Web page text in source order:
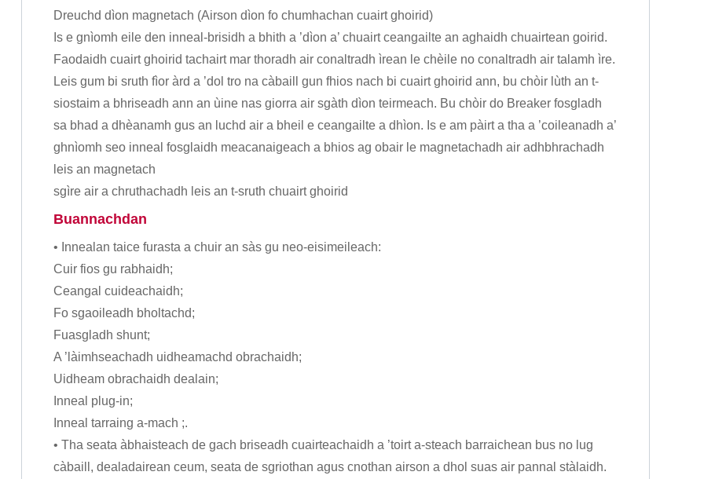
Dreuchd dìon magnetach (Airson dìon fo chumhachan cuairt ghoirid)
Is e gnìomh eile den inneal-brisidh a bhith a ’dìon a’ chuairt ceangailte an aghaidh chuairtean goirid.
Faodaidh cuairt ghoirid tachairt mar thoradh air conaltradh ìrean le chèile no conaltradh air talamh ìre.
Leis gum bi sruth fìor àrd a ’dol tro na càbaill gun fhios nach bi cuairt ghoirid ann, bu chòir lùth an t-
siostaim a bhriseadh ann an ùine nas giorra air sgàth dìon teirmeach. Bu chòir do Breaker fosgladh
sa bhad a dhèanamh gus an luchd air a bheil e ceangailte a dhìon. Is e am pàirt a tha a ’coileanadh a’
ghnìomh seo inneal fosglaidh meacanaigeach a bhios ag obair le magnetachadh air adhbhrachadh
leis an magnetach
sgìre air a chruthachadh leis an t-sruth chuairt ghoirid
Buannachdan
• Innealan taice furasta a chuir an sàs gu neo-eisimeileach:
Cuir fios gu rabhaidh;
Ceangal cuideachaidh;
Fo sgaoileadh bholtachd;
Fuasgladh shunt;
A ’làimhseachadh uidheamachd obrachaidh;
Uidheam obrachaidh dealain;
Inneal plug-in;
Inneal tarraing a-mach ;.
• Tha seata àbhaisteach de gach briseadh cuairteachaidh a ’toirt a-steach barraichean bus no lug
càbaill, dealadairean ceum, seata de sgriothan agus cnothan airson a dhol suas air pannal stàlaidh.